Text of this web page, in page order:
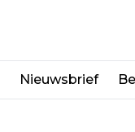
Nieuwsbrief